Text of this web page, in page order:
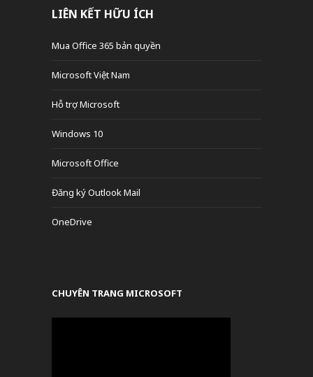
LIÊN KẾT HỮU ÍCH
Mua Office 365 bản quyền
Microsoft Việt Nam
Hỗ trợ Microsoft
Windows 10
Microsoft Office
Đăng ký Outlook Mail
OneDrive
CHUYÊN TRANG MICROSOFT